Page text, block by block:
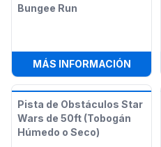
Bungee Run
MÁS INFORMACIÓN:
Pista de Obstáculos Star
Wars de 50ft (Tobogán
Húmedo o Seco)